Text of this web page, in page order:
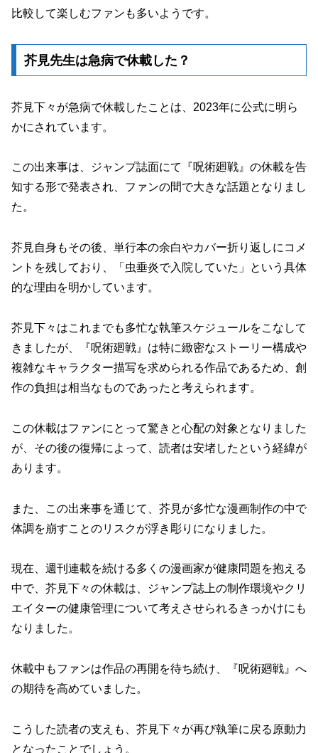
比較して楽しむファンも多いようです。
芥見先生は急病で休載した？
芥見下々が急病で休載したことは、2023年に公式に明ら
かにされています。
この出来事は、ジャンプ誌面にて『呪術廻戦』の休載を告
知する形で発表され、ファンの間で大きな話題となりまし
た。
芥見自身もその後、単行本の余白やカバー折り返しにコメ
ントを残しており、「虫垂炎で入院していた」という具体
的な理由を明かしています。
芥見下々はこれまでも多忙な執筆スケジュールをこなして
きましたが、『呪術廻戦』は特に緻密なストーリー構成や
複雑なキャラクター描写を求められる作品であるため、創
作の負担は相当なものであったと考えられます。
この休載はファンにとって驚きと心配の対象となりました
が、その後の復帰によって、読者は安堵したという経緯が
あります。
また、この出来事を通じて、芥見が多忙な漫画制作の中で
体調を崩すことのリスクが浮き彫りになりました。
現在、週刊連載を続ける多くの漫画家が健康問題を抱える
中で、芥見下々の休載は、ジャンプ誌上の制作環境やクリ
エイターの健康管理について考えさせられるきっかけにも
なりました。
休載中もファンは作品の再開を待ち続け、『呪術廻戦』へ
の期待を高めていました。
こうした読者の支えも、芥見下々が再び執筆に戻る原動力
となったことでしょう。